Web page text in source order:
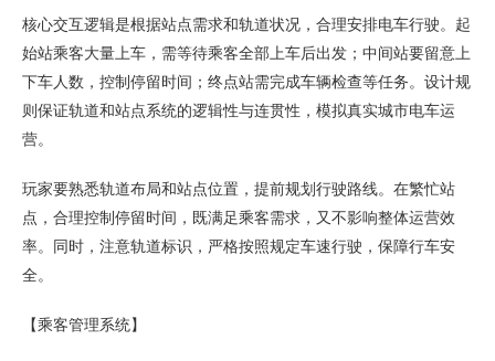
核心交互逻辑是根据站点需求和轨道状况，合理安排电车行驶。起
始站乘客大量上车，需等待乘客全部上车后出发；中间站要留意上
下车人数，控制停留时间；终点站需完成车辆检查等任务。设计规
则保证轨道和站点系统的逻辑性与连贯性，模拟真实城市电车运
营。
玩家要熟悉轨道布局和站点位置，提前规划行驶路线。在繁忙站
点，合理控制停留时间，既满足乘客需求，又不影响整体运营效
率。同时，注意轨道标识，严格按照规定车速行驶，保障行车安
全。
【乘客管理系统】